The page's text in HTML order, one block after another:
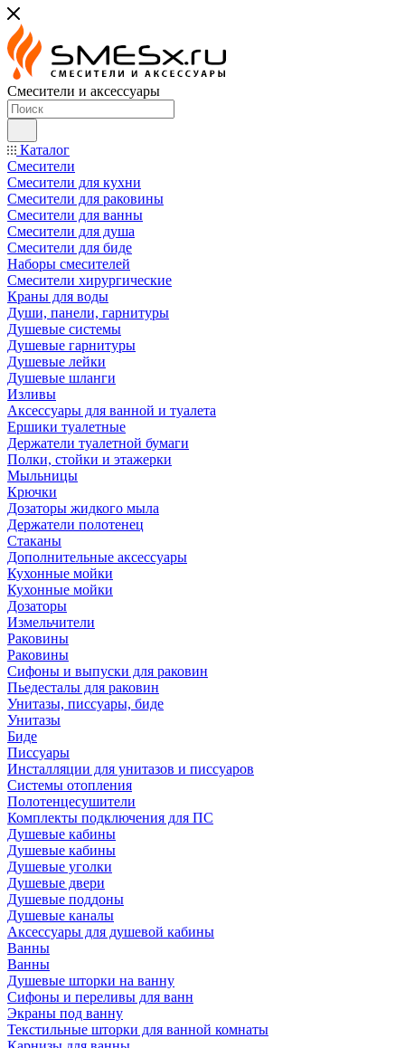
Смесители и аксессуары
Каталог
Смесители
Смесители для кухни
Смесители для раковины
Смесители для ванны
Смесители для душа
Смесители для биде
Наборы смесителей
Смесители хирургические
Краны для воды
Души, панели, гарнитуры
Душевые системы
Душевые гарнитуры
Душевые лейки
Душевые шланги
Изливы
Аксессуары для ванной и туалета
Ершики туалетные
Держатели туалетной бумаги
Полки, стойки и этажерки
Мыльницы
Крючки
Дозаторы жидкого мыла
Держатели полотенец
Стаканы
Дополнительные аксессуары
Кухонные мойки
Кухонные мойки
Дозаторы
Измельчители
Раковины
Раковины
Сифоны и выпуски для раковин
Пьедесталы для раковин
Унитазы, писсуары, биде
Унитазы
Биде
Писсуары
Инсталляции для унитазов и писсуаров
Системы отопления
Полотенцесушители
Комплекты подключения для ПС
Душевые кабины
Душевые кабины
Душевые уголки
Душевые двери
Душевые поддоны
Душевые каналы
Аксессуары для душевой кабины
Ванны
Ванны
Душевые шторки на ванну
Сифоны и переливы для ванн
Экраны под ванну
Текстильные шторки для ванной комнаты